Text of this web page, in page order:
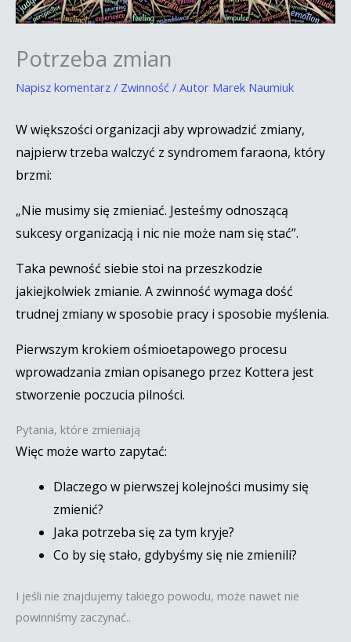
Potrzeba zmian
Napisz komentarz / Zwinność / Autor Marek Naumiuk
W większości organizacji aby wprowadzić zmiany,
najpierw trzeba walczyć z syndromem faraona, który
brzmi:
„Nie musimy się zmieniać. Jesteśmy odnoszącą
sukcesy organizacją i nic nie może nam się stać”.
Taka pewność siebie stoi na przeszkodzie
jakiejkolwiek zmianie. A zwinność wymaga dość
trudnej zmiany w sposobie pracy i sposobie myślenia.
Pierwszym krokiem ośmioetapowego procesu
wprowadzania zmian opisanego przez Kottera jest
stworzenie poczucia pilności.
Pytania, które zmieniają
Więc może warto zapytać:
Dlaczego w pierwszej kolejności musimy się
zmienić?
Jaka potrzeba się za tym kryje?
Co by się stało, gdybyśmy się nie zmienili?
I jeśli nie znajdujemy takiego powodu, może nawet nie
powinniśmy zaczynać..